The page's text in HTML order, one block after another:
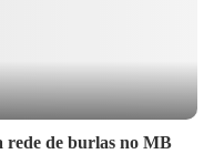
rede de burlas no MB